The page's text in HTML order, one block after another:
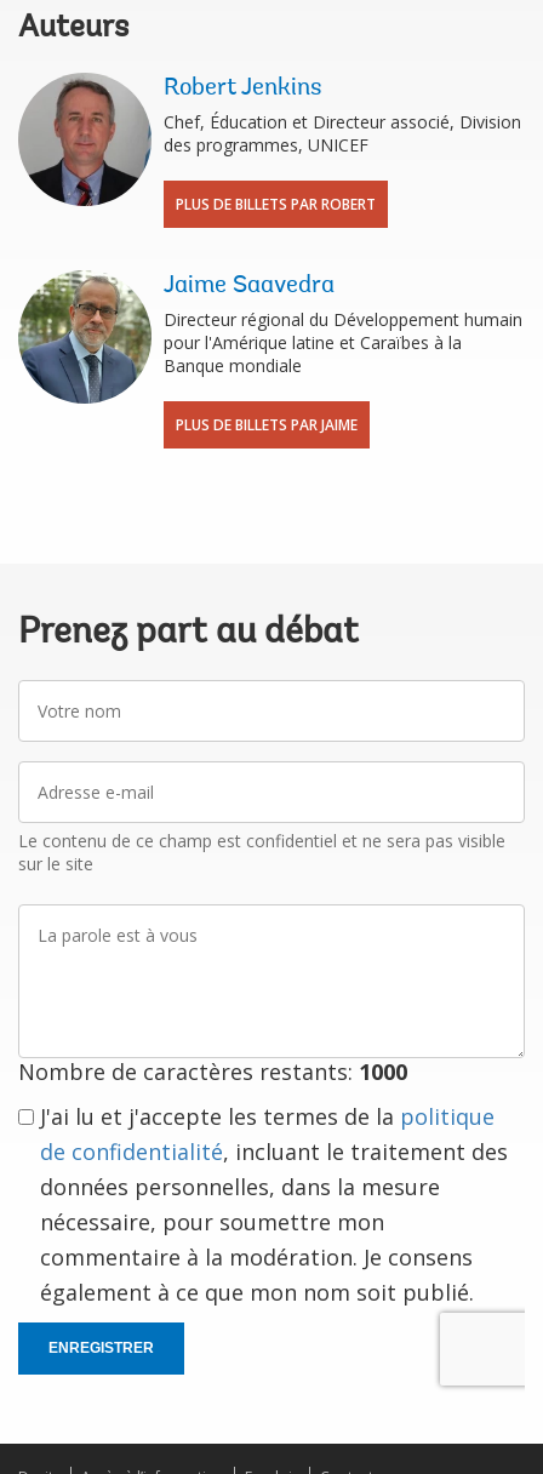
Auteurs
Robert Jenkins
Chef, Éducation et Directeur associé, Division
des programmes, UNICEF
PLUS DE BILLETS PAR ROBERT
Jaime Saavedra
Directeur régional du Développement humain
pour l'Amérique latine et Caraïbes à la
Banque mondiale
PLUS DE BILLETS PAR JAIME
Prenez part au débat
nom
mail
Le contenu de ce champ est confidentiel et ne sera pas visible
sur le site
parole
Nombre de caractères restants: 1000
J'ai lu et j'accepte les termes de la politique
de confidentialité, incluant le traitement des
données personnelles, dans la mesure
nécessaire, pour soumettre mon
commentaire à la modération. Je consens
également à ce que mon nom soit publié.
ENREGISTRER